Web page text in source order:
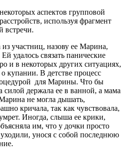
аспектов групповой
используя фрагмент
встречи.
участниц, назову ее Марина,
удалось связать панические
и в некоторых других ситуациях,
купании. В детстве процесс
для Марины. Что бы
силой держала ее в ванной, а мама
не могла дышать,
кричала, так как чувствовала,
Иногда, слыша ее крики,
им, что у дочки просто
унося с собой последнюю